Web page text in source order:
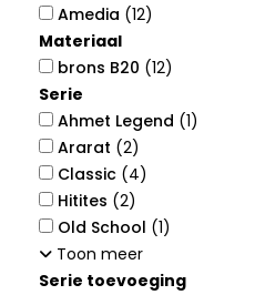
Amedia (12)
Materiaal
brons B20 (12)
Serie
Ahmet Legend (1)
Ararat (2)
Classic (4)
Hitites (2)
Old School (1)
Toon meer
Serie toevoeging